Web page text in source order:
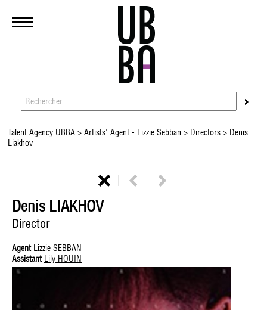
Talent Agency UBBA>Artists' Agent - Lizzie Sebban > Directors> Denis
Liakhov
Denis LIAKHOV
Director
Agent Lizzie SEBBAN
Assistant Lily HOUIN